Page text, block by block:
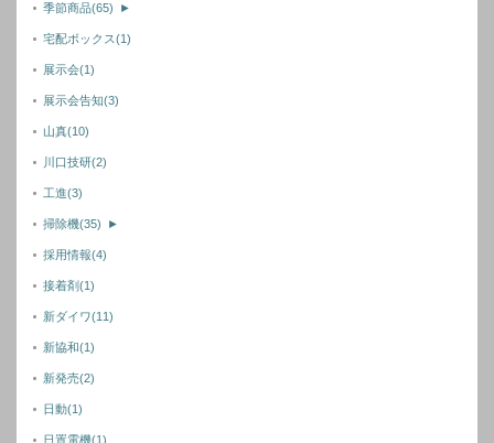
季節商品(65) ►
宅配ボックス(1)
展示会(1)
展示会告知(3)
山真(10)
川口技研(2)
工進(3)
掃除機(35) ►
採用情報(4)
接着剤(1)
新ダイワ(11)
新協和(1)
新発売(2)
日動(1)
日置電機(1)